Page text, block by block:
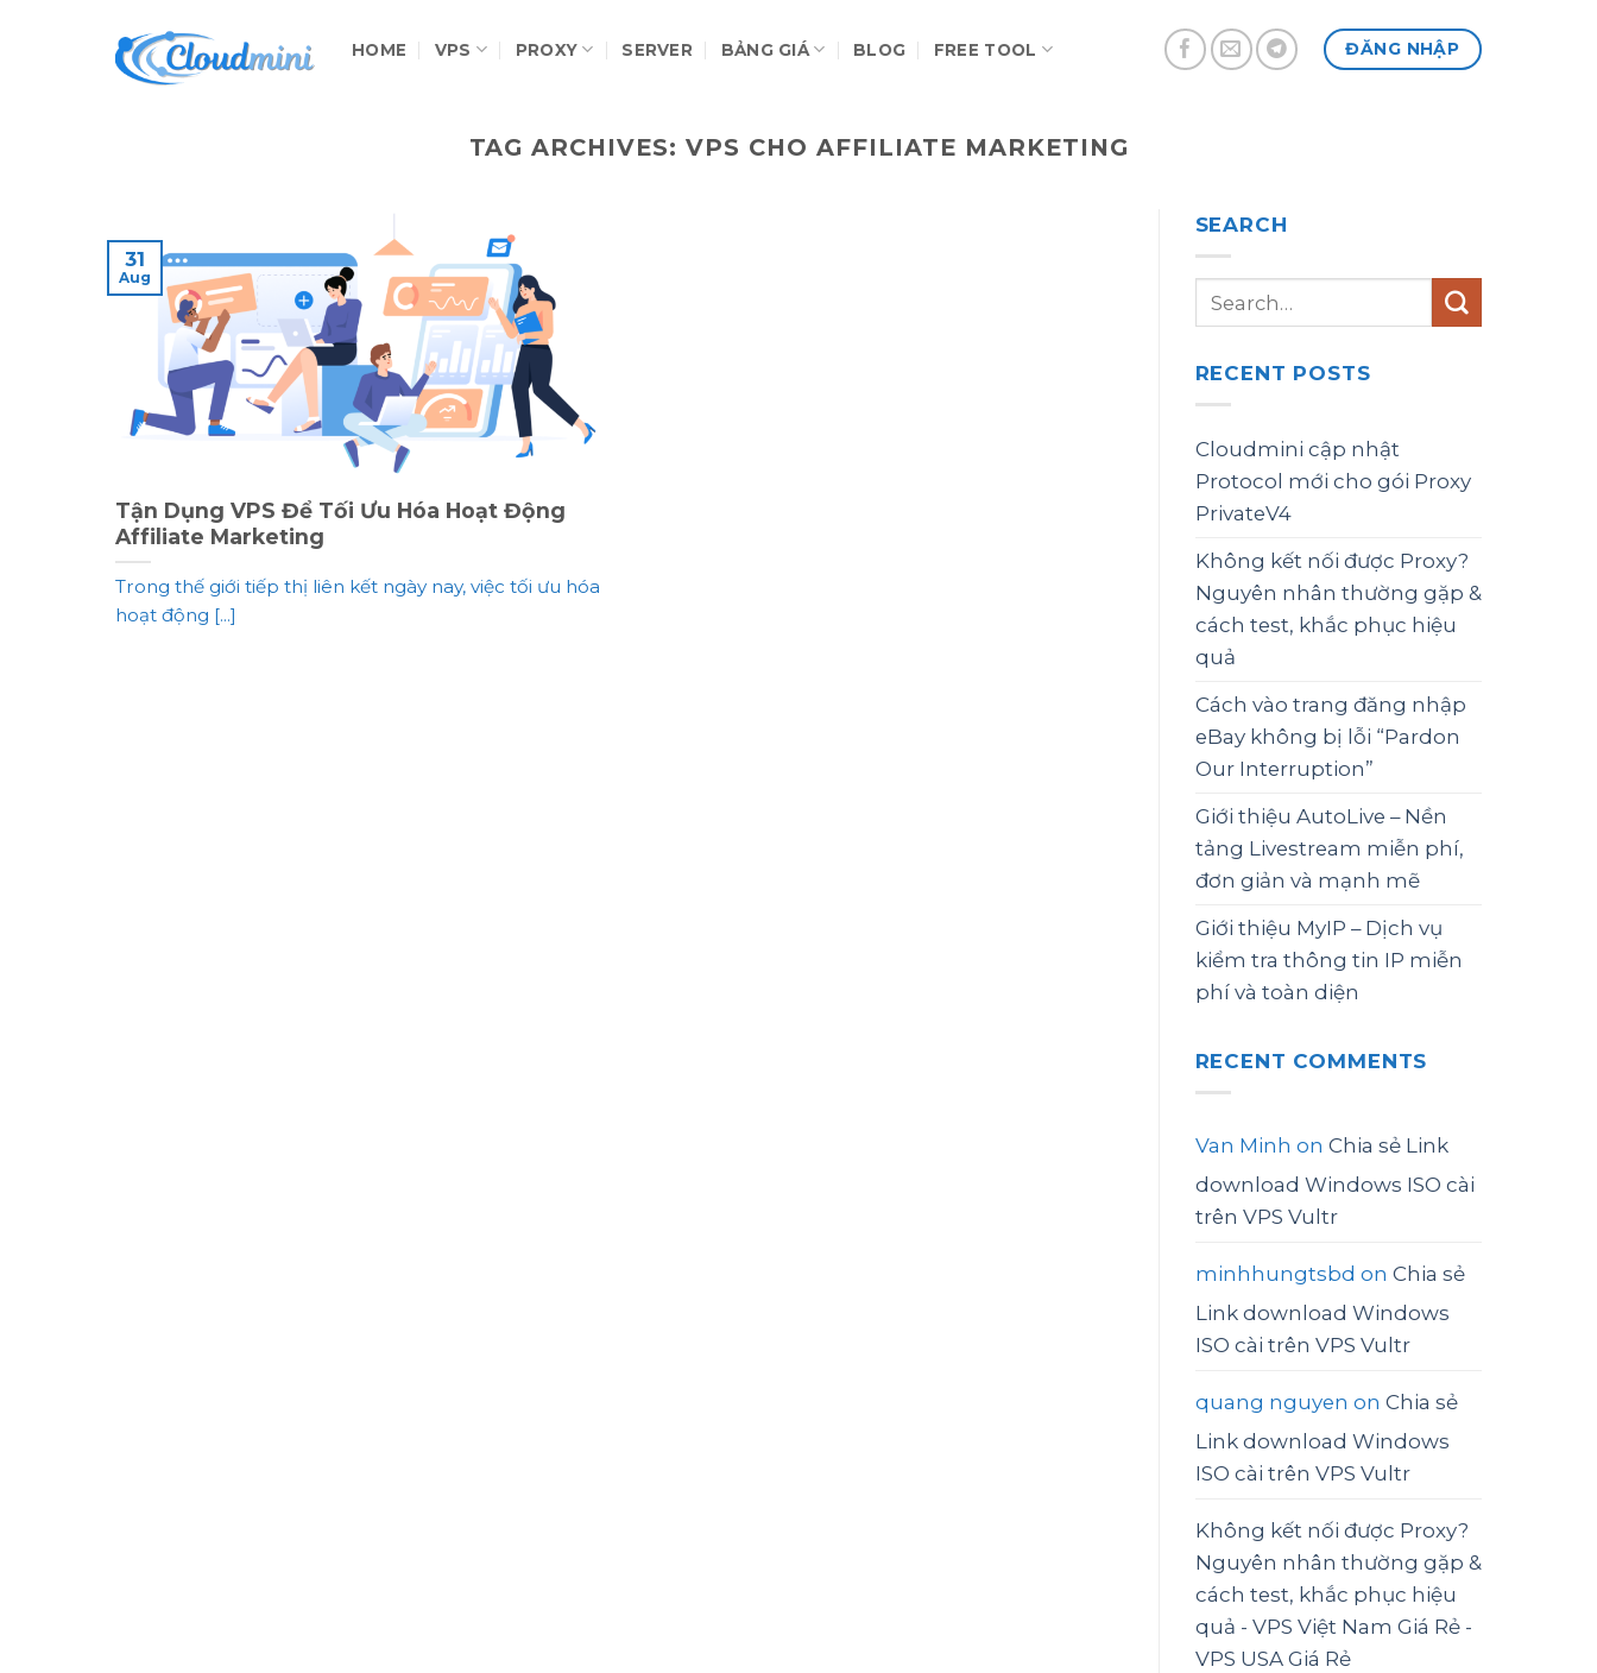
HOME VPS PROXY SERVER BẢNG GIÁ BLOG FREE TOOL ĐĂNG NHẬP
TAG ARCHIVES:VPS CHO AFFILIATE MARKETING
Tận Dụng VPS Để Tối Ưu Hóa Hoạt Động
Affiliate Marketing
Trong thế giới tiếp thị liên kết ngày nay, việc tối ưu hóa
hoạt động [...]
31
Aug
SEARCH
RECENT POSTS
Cloudmini cập nhật
Protocol mới cho gói Proxy
PrivateV4
Không kết nối được Proxy?
Nguyên nhân thường gặp &
cách test, khắc phục hiệu
quả
Cách vào trang đăng nhập
eBay không bị lỗi “Pardon
Our Interruption”
Giới thiệu AutoLive – Nền
tảng Livestream miễn phí,
đơn giản và mạnh mẽ
Giới thiệu MyIP – Dịch vụ
kiểm tra thông tin IP miễn
phí và toàn diện
RECENT COMMENTS
Van Minh on Chia sẻ Link
download Windows ISO cài
trên VPS Vultr
minhhungtsbd on Chia sẻ
Link download Windows
ISO cài trên VPS Vultr
quang nguyen on Chia sẻ
Link download Windows
ISO cài trên VPS Vultr
Không kết nối được Proxy?
Nguyên nhân thường gặp &
cách test, khắc phục hiệu
quả - VPS Việt Nam Giá Rẻ -
VPS USA Giá Rẻ